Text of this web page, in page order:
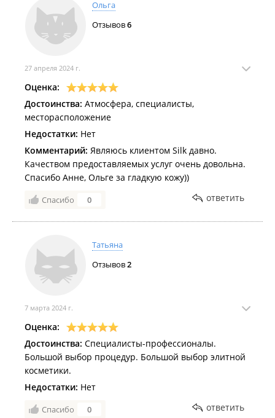
Ольга
Отзывов6
27 апреля 2024 г.
Оценка:
Достоинства: Атмосфера, специалисты,
месторасположение
Недостатки: Нет
Комментарий: Являюсь клиентом Silk давно.
Качеством предоставляемых услуг очень довольна.
Спасибо Анне, Ольге за гладкую кожу))
Спасибо 0 ответить
Татьяна
Отзывов2
7 марта 2024 г.
Оценка:
Достоинства: Специалисты-профессионалы.
Большой выбор процедур. Большой выбор элитной
косметики.
Недостатки: Нет
Спасибо 0 ответить